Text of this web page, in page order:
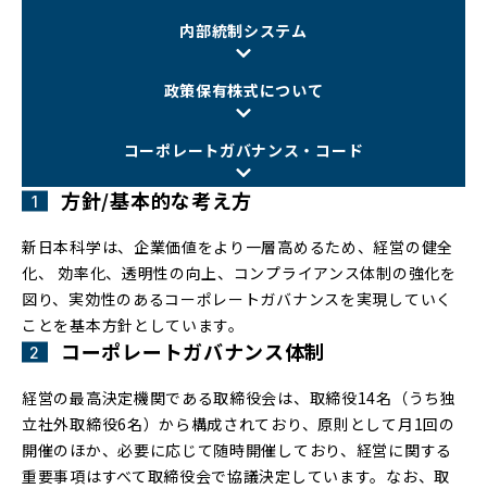
内部統制システム
政策保有株式について
コーポレートガバナンス・コード
方針/基本的な考え方
新日本科学は、企業価値をより一層高めるため、経営の健全
化、 効率化、透明性の向上、コンプライアンス体制の強化を
図り、実効性のあるコーポレートガバナンスを実現していく
ことを基本方針としています。
コーポレートガバナンス体制
経営の最高決定機関である取締役会は、取締役14名（うち独
立社外取締役6名）から構成されており、原則として月1回の
開催のほか、必要に応じて随時開催しており、経営に関する
重要事項はすべて取締役会で協議決定しています。なお、取